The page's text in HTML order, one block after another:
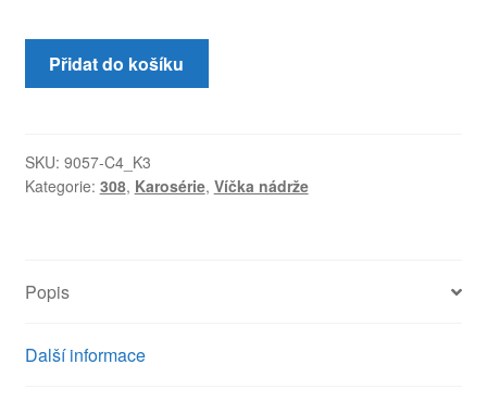
Kryt
víčka
308
EZRC
Přidat do košíku
SKU: 9057-C4_K3
Kategorie: 308, Karosérie, Víčka nádrže
Popis
Další informace